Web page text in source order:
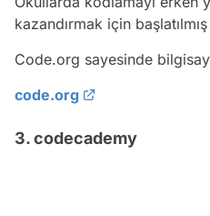
kazandırmak için
Code.org sayesinde
code.org
3. codecademy